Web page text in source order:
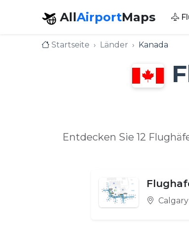
AllAirportMaps
Startseite Länder Kanada
Entdecken Sie 12
Calgary